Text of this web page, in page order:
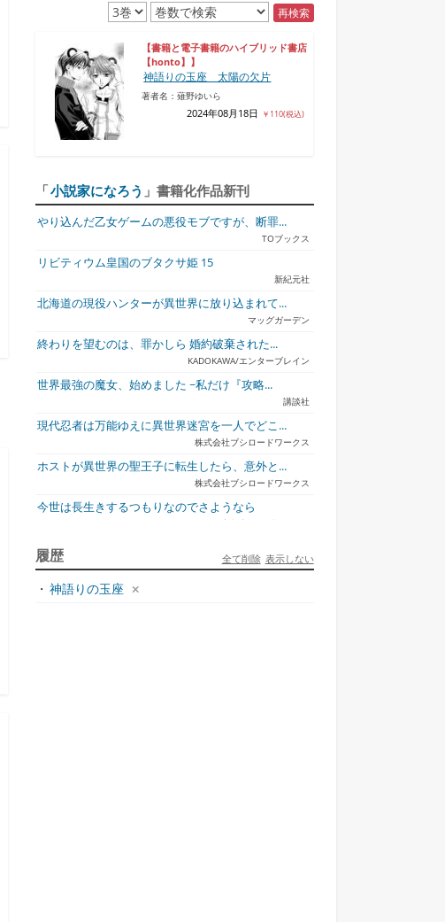
黒獅子大公の最愛 地味令嬢、しごでき皇
妃...
再検索
【書籍と電子書籍のハイブリッド書店
【honto】】
神語りの玉座 太陽の欠片
著者名：薙野ゆいら
2024年08月18日 ￥110(税込)
「小説家になろう 」書籍化作品新刊
やり込んだ乙女ゲームの悪役モブですが、断罪...
TOブックス
リビティウム皇国のブタクサ姫 15
新紀元社
北海道の現役ハンターが異世界に放り込まれて...
マッグガーデン
終わりを望むのは、罪かしら 婚約破棄された...
KADOKAWA/エンターブレイン
世界最強の魔女、始めました ~私だけ『攻略...
講談社
現代忍者は万能ゆえに異世界迷宮を一人でどこ...
株式会社ブシロードワークス
ホストが異世界の聖王子に転生したら、意外と...
株式会社ブシロードワークス
今世は長生きするつもりなのでさようなら
宇都宮ケーブルテレビ
ジュリとエレナの森の相談所 ~付与の力であ...
一二三書房
天才悪女は嘘を見破る2
履歴 表示しない
全て削除
・ 神語りの玉座